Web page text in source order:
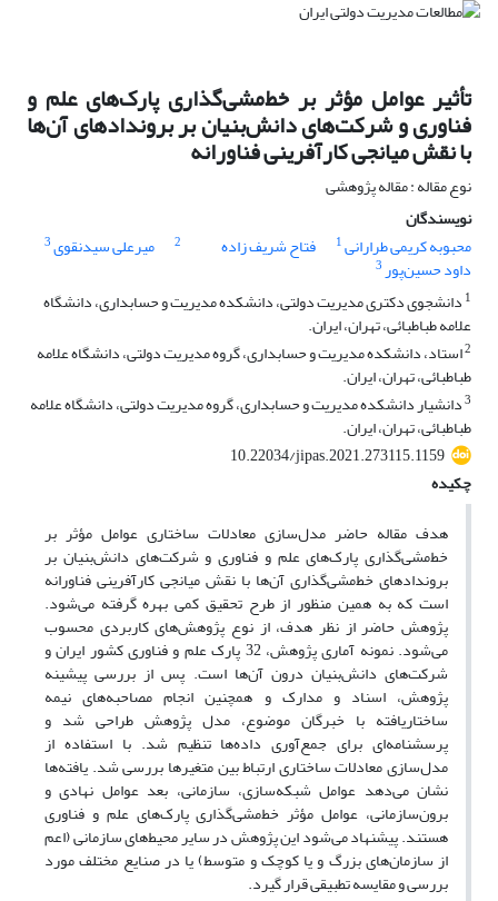
تأثیر عوامل مؤثر بر خط‌مشی‌گذاری پارک‌های علم و
فناوری و شرکت‌های دانش‌بنیان بر بروندادهای آن‌ها
با نقش میانجی کارآفرینی فناورانه
نوع مقاله : مقاله پژوهشی
نویسندگان
محبوبه کریمی طرارانی1 فتاح شریف زاده 2 میرعلی سیدنقوی3
داود حسین‌پور3
1 دانشجوی دکتری مدیریت دولتی، دانشکده مدیریت و حسابداری، دانشگاه
علامه طباطبائی، تهران، ایران.
2استاد، دانشکده مدیریت و حسابداری، گروه مدیریت دولتی، دانشگاه علامه
طباطبائی، تهران، ایران.
3دانشیار دانشکده مدیریت و حسابداری، گروه مدیریت دولتی، دانشگاه علامه
طباطبائی، تهران، ایران.
10.22034/jipas.2021.273115.1159
چکیده
هدف مقاله حاضر مدل‌سازی معادلات ساختاری عوامل مؤثر بر
خط‌مشی‌گذاری پارک‌های علم و فناوری و شرکت‌های دانش‌بنیان بر
بروندادهای خط‌مشی‌گذاری آن‌ها با نقش میانجی کارآفرینی فناورانه
است که به همین منظور از طرح تحقیق کمی بهره گرفته می‌شود.
پژوهش حاضر از نظر هدف، از نوع پژوهش‌های کاربردی محسوب
می‌شود. نمونه آماری پژوهش، 32 پارک علم و فناوری کشور ایران و
شرکت‌های دانش‌بنیان درون آن‌ها است. پس از بررسی پیشینه
پژوهش، اسناد و مدارک و همچنین انجام مصاحبه‌های نیمه
ساختاریافته با خبرگان موضوع، مدل پژوهش طراحی شد و
پرسشنامه‌ای برای جمع‌آوری داده‌ها تنظیم شد. با استفاده از
مدل‌سازی معادلات ساختاری ارتباط بین متغیرها بررسی شد. یافته‌ها
نشان می‌دهد عوامل شبکه‌سازی، سازمانی، بعد عوامل نهادی و
برون‌سازمانی، عوامل مؤثر خط‌مشی‌گذاری پارک‌های علم و فناوری
هستند. پیشنهاد می‌شود این پژوهش در سایر محیط‌های سازمانی (اعم
از سازمان‌های بزرگ و یا کوچک و متوسط) یا در صنایع مختلف مورد
بررسی و مقایسه‌ تطبیقی قرار گیرد.